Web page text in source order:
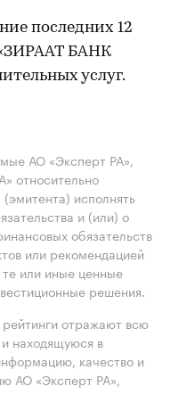
последних 12
БАНК
услуг.
АО «Эксперт РА»,
относительно
исполнять
и (или) о
обязательств
или рекомендацией
те или иные ценные
решения.
отражают всю
находящуюся в
качество и
АО «Эксперт РА»,